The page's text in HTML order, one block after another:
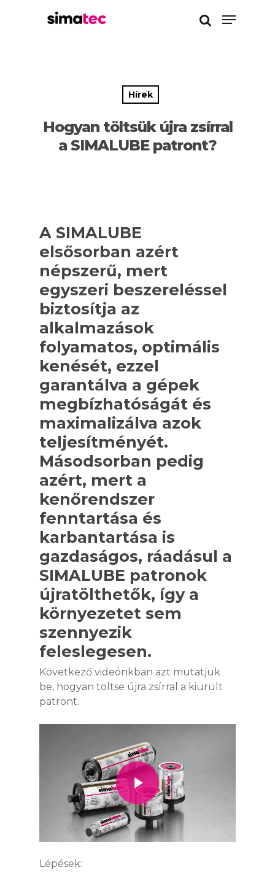
Hírek
Hogyan töltsük újra zsírral
a SIMALUBE patront?
A SIMALUBE
elsősorban azért
népszerű, mert
egyszeri beszereléssel
biztosítja az
alkalmazások
folyamatos, optimális
kenését, ezzel
garantálva a gépek
megbízhatóságát és
maximalizálva azok
teljesítményét.
Másodsorban pedig
azért, mert a
kenőrendszer
fenntartása és
karbantartása is
gazdaságos, ráadásul a
SIMALUBE patronok
újratölthetők, így a
környezetet sem
szennyezik
feleslegesen.
Következő videónkban azt mutatjuk
be, hogyan töltse újra zsírral a kiürült
patront.
Lépések: